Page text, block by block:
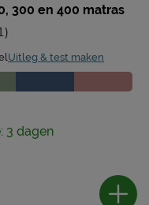
300 en 400 matras
Uitleg & test maken
3 dagen